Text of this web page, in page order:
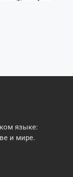
языке:
и мире.